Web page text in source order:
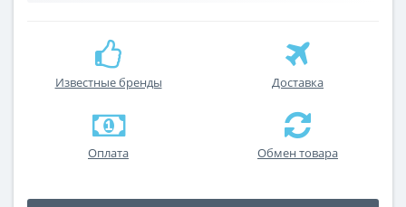
Известные бренды Доставка
Оплата Обмен товара